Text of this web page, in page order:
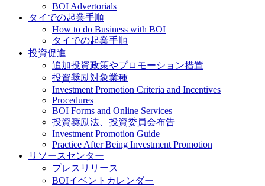
BOI Advertorials
タイでの起業手順
How to do Business with BOI
タイでの起業手順
投資促進
追加投資政策やプロモーション措置
投資奨励対象業種
Investment Promotion Criteria and Incentives
Procedures
BOI Forms and Online Services
投資奨励法、投資委員会布告
Investment Promotion Guide
Practice After Being Investment Promotion
リソースセンター
プレスリリース
BOIイベントカレンダー